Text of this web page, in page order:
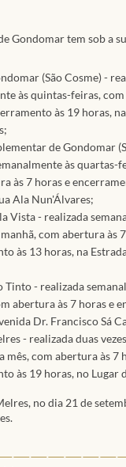
Gondomar tem sob a
(São Cosme) -
às quintas-feiras,
às 19 horas,
de Gondomar
às quartas-
às 7 horas e
Ala Nun'Álvares;
Vista - realizada
com abertura às
às 13 horas, na
Tinto - realizada
abertura às 7 horas e
Dr. Francisco Sá
- realizada duas
mês, com abertura às 7
às 19 horas, no Lugar
no dia 21 de